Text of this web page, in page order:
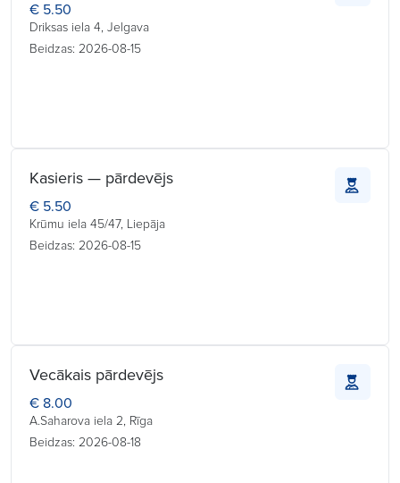
€ 5.50
Driksas iela 4, Jelgava
Beidzas: 2026-08-15
Kasieris — pārdevējs
€ 5.50
Krūmu iela 45/47, Liepāja
Beidzas: 2026-08-15
Vecākais pārdevējs
€ 8.00
A.Saharova iela 2, Rīga
Beidzas: 2026-08-18